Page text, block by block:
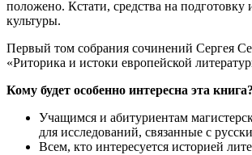
положено. Кстати, средства на
культуры.
Первый том собрания сочинений Сергея
«Риторика и истоки европейской
Кому будет особенно интересна эта книга?
Учащимся и абитуриентам
для исследований, связанные с
Всем, кто интересуется историей